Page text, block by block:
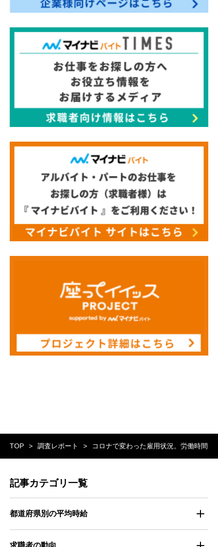
TOP 調査レポート コロナで変わった雇用状況。労働時間や
記事カテゴリ一覧
都道府県別の平均時給
都道府県別・職種別の平均時給
求職者の動向